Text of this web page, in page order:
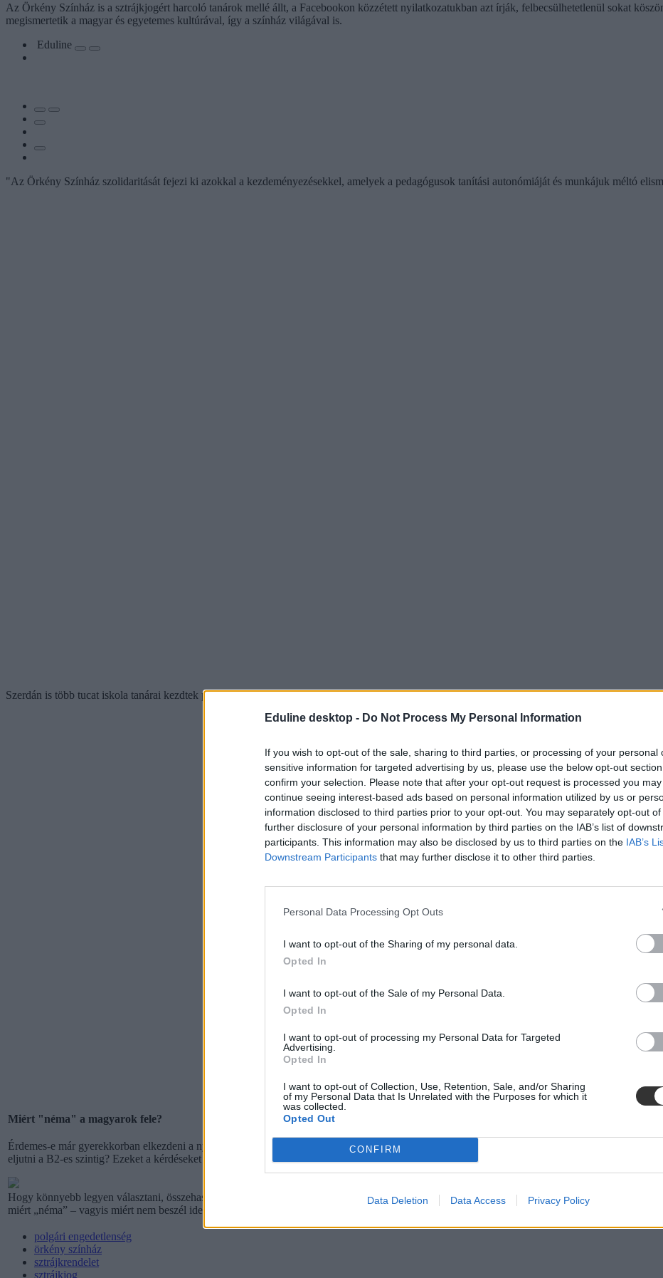
Eduline desktop - Do Not Process My Personal Information
If you wish to opt-out of the sale, sharing to third parties, or processing of your personal
sensitive information for targeted advertising by us, please use the below opt-out
confirm your selection. Please note that after your opt-out request is processed you may
continue seeing interest-based ads based on personal information utilized by us or
information disclosed to third parties prior to your opt-out. You may separately opt-out of
further disclosure of your personal information by third parties on the IAB’s list of
participants. This information may also be disclosed by us to third parties on the IAB’s
Downstream Participants that may further disclose it to other third parties.
Personal Data Processing Opt Outs
I want to opt-out of the Sharing of my personal data.
Opted In
I want to opt-out of the Sale of my Personal Data.
Opted In
I want to opt-out of processing my Personal Data for Targeted
Advertising.
Opted In
I want to opt-out of Collection, Use, Retention, Sale, and/or Sharing
of my Personal Data that Is Unrelated with the Purposes for which it
was collected.
Opted Out
CONFIRM
Data Deletion Data Access Privacy Policy
Az Örkény Színház is a sztrájkjogért harcoló tanárok mellé állt, a Facebookon közzétett nyilatkozatukban azt írják, felbecsülhetetlenül sokat
megismertetik a magyar és egyetemes kultúrával, így a színház világával is.
Eduline
"Az Örkény Színház szolidaritását fejezi ki azokkal a kezdeményezésekkel, amelyek a pedagógusok tanítási autonómiáját és munkájuk méltó
Szerdán is több tucat iskola tanárai kezdtek polgári engedetlenségi akcióba, folyamatosan frissülő tudósításunkat itt találjátok:
Miért "néma" a magyarok fele?
Érdemes-e már gyerekkorban elkezdeni a nyelvtanulást? Mire jó a „babaangol” és az „ovis német”? Milyen két tannyelvű iskolák működnek
eljutni a B2-es szintig? Ezeket a kérdéseket is megválaszoljuk a
, amely a nyelvvizsga előtt állóknak is segít.
Hogy könnyebb legyen választani, összehasonlítottuk a legnépszerűbb vizsgatípusokat, megnéztük a feladatokat és az árakat, sőt még a szakmai
miért „néma” – vagyis miért nem beszél idegen nyelveket – a magyarok fele. A HVG Nyelvtanulás 2022 kiadványt keressétek az újságárusoknál
polgári engedetlenség
örkény színház
sztrájkrendelet
sztrájkjog